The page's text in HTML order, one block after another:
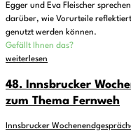
Egger und Eva Fleischer
darüber, wie Vorurteile
genutzt werden können.
Gefällt Ihnen das?
weiterlesen
48. Innsbrucker
zum Thema Fernweh
Innsbrucker